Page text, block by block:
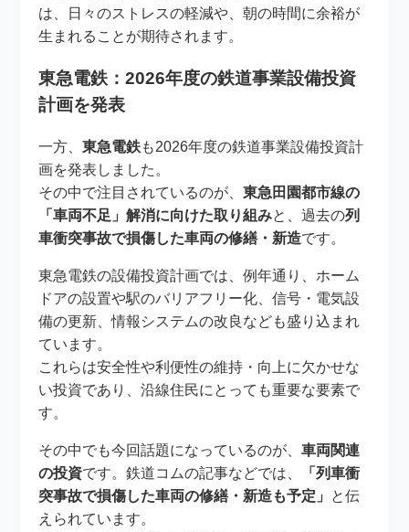
は、日々のストレスの軽減や、朝の時間に余裕が
生まれることが期待されます。
東急電鉄：2026年度の鉄道事業設備投資
計画を発表
一方、東急電鉄も2026年度の鉄道事業設備投資計
画を発表しました。
その中で注目されているのが、東急田園都市線の
「車両不足」解消に向けた取り組みと、過去の列
車衝突事故で損傷した車両の修繕・新造です。
東急電鉄の設備投資計画では、例年通り、ホーム
ドアの設置や駅のバリアフリー化、信号・電気設
備の更新、情報システムの改良なども盛り込まれ
ています。
これらは安全性や利便性の維持・向上に欠かせな
い投資であり、沿線住民にとっても重要な要素で
す。
その中でも今回話題になっているのが、車両関連
の投資です。鉄道コムの記事などでは、
「列車衝
突事故で損傷した車両の修繕・新造も予定」 と伝
えられています。